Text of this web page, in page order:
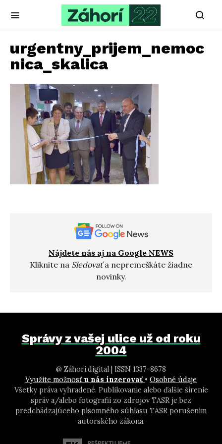
urgentny_prijem_nemoc
nica_skalica
Nájdete nás aj na Google NEWS
Kliknite na Sledovaťa nepremeškáte žiadne
novinky.
Správy z vašej ulice už od roku
2004
@ Záhori.digital | ISSN 1337-8678
Využite možnosť u nás inzerovať • Osobné údaje
Všetky práva vyhradené. Publikovanie alebo ďalšie šírenie
správ a/alebo fotografií zo zdrojov TASR je bez
predchádzajúceho písomného súhlasu TASR porušením
autorského zákona.